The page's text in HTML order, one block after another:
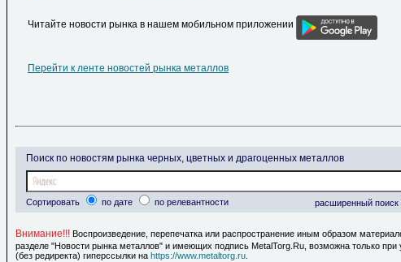
Читайте новости рынка в нашем мобильном приложении
Перейти к ленте новостей рынка металлов
Поиск по новостям рынка черных, цветных и драгоценных металлов
Сортировать по дате по релевантности расширенный поиск
Внимание!!! Воспроизведение, перепечатка или распространение иным образом
разделе "Новости рынка металлов" и имеющих подпись MetalTorg.Ru, возможна только при
(без редиректа) гиперссылки на https://www.metaltorg.ru